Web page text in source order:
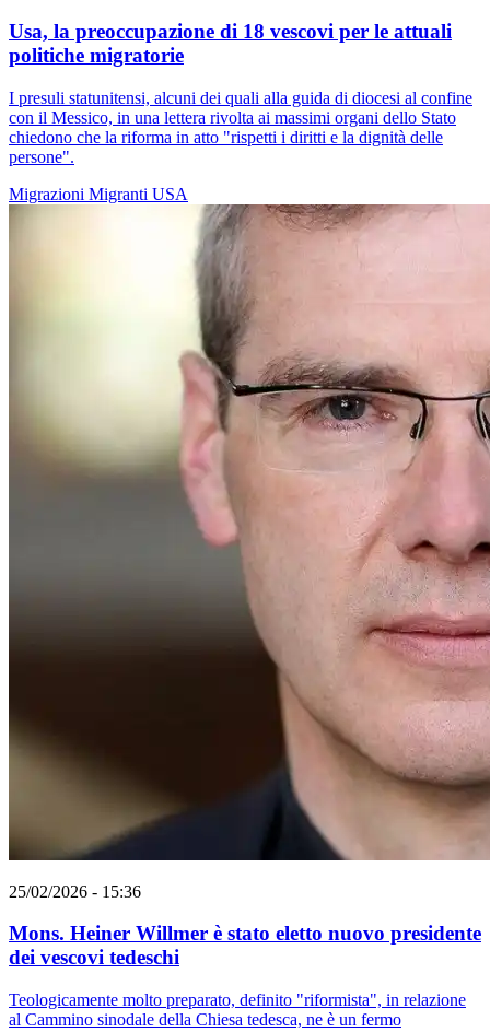
Usa, la preoccupazione di 18 vescovi per le attuali
politiche migratorie
I presuli statunitensi, alcuni dei quali alla guida di diocesi al confine
con il Messico, in una lettera rivolta ai massimi organi dello Stato
chiedono che la riforma in atto "rispetti i diritti e la dignità delle
persone".
Migrazioni Migranti USA
25/02/2026 - 15:36
Mons. Heiner Willmer è stato eletto nuovo presidente
dei vescovi tedeschi
Teologicamente molto preparato, definito "riformista", in relazione
al Cammino sinodale della Chiesa tedesca, ne è un fermo